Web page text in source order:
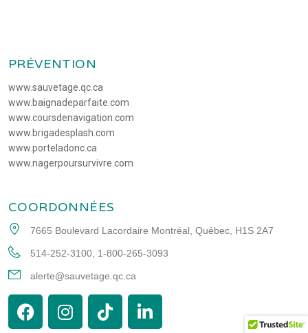
PRÉVENTION
www.sauvetage.qc.ca
www.baignadeparfaite.com
www.coursdenavigation.com
www.brigadesplash.com
www.porteladonc.ca
www.nagerpoursurvivre.com
COORDONNÉES
7665 Boulevard Lacordaire Montréal, Québec, H1S 2A7
514-252-3100, 1-800-265-3093
alerte@sauvetage.qc.ca